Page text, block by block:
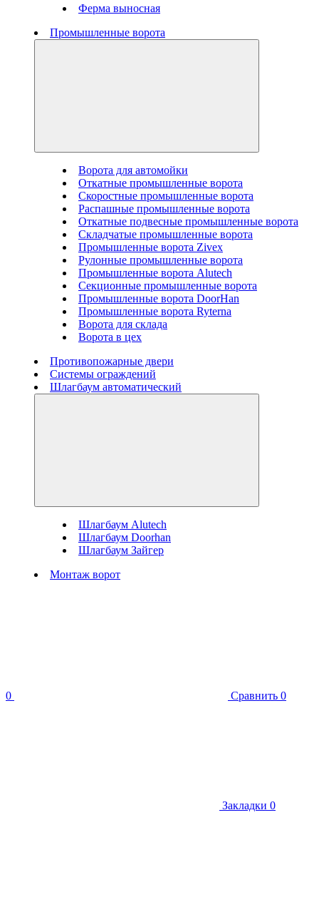
Ферма выносная
Промышленные ворота
Ворота для автомойки
Откатные промышленные ворота
Скоростные промышленные ворота
Распашные промышленные ворота
Откатные подвесные промышленные ворота
Складчатые промышленные ворота
Промышленные ворота Zivex
Рулонные промышленные ворота
Промышленные ворота Alutech
Секционные промышленные ворота
Промышленные ворота DoorHan
Промышленные ворота Ryterna
Ворота для склада
Ворота в цех
Противопожарные двери
Системы ограждений
Шлагбаум автоматический
Шлагбаум Alutech
Шлагбаум Doorhan
Шлагбаум Зайгер
Монтаж ворот
0 Сравнить 0
Закладки 0